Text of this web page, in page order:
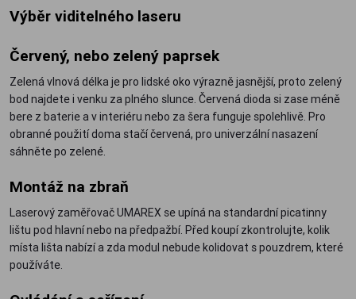
Výběr viditelného laseru
Červený, nebo zelený paprsek
Zelená vlnová délka je pro lidské oko výrazně jasnější, proto zelený
bod najdete i venku za plného slunce. Červená dioda si zase méně
bere z baterie a v interiéru nebo za šera funguje spolehlivě. Pro
obranné použití doma stačí červená, pro univerzální nasazení
sáhněte po zelené.
Montáž na zbraň
Laserový zaměřovač UMAREX se upíná na standardní picatinny
lištu pod hlavní nebo na předpažbí. Před koupí zkontrolujte, kolik
místa lišta nabízí a zda modul nebude kolidovat s pouzdrem, které
používáte.